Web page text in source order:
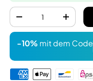
Anzahl
-
+
-10% mit dem Code
Zahlungsmethoden